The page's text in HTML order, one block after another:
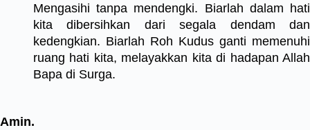
Mengasihi tanpa mendengki. Biarlah dalam hati
kita dibersihkan dari segala dendam dan
kedengkian. Biarlah Roh Kudus ganti memenuhi
ruang hati kita, melayakkan kita di hadapan Allah
Bapa di Surga.
Amin.